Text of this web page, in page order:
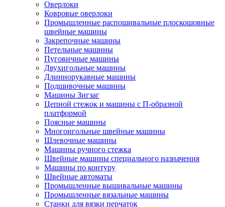
Оверлоки
Ковровые оверлоки
Промышленные распошивальные плоскошовные
швейные машины
Закрепочные машины
Петельные машины
Пуговичные машины
Двухигольные машины
Длиннорукавные машины
Подшивочные машины
Машины Зигзаг
Цепной стежок и машины с П-образной
платформой
Поясные машины
Многоигольные швейные машины
Шлевочные машины
Машины ручного стежка
Швейные машины специального назначения
Машины по контуру
Швейные автоматы
Промышленные вышивальные машины
Промышленные вязальные машины
Станки для вязки перчаток